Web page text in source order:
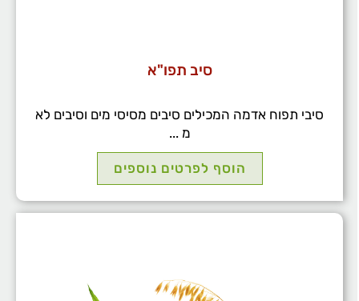
סיב תפו"א
סיבי תפוח אדמה המכילים סיבים מסיסי מים וסיבים לא
מ ...
הוסף לפרטים נוספים